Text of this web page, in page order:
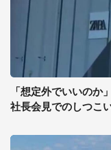
「想定外でいいのか
社長会見でのしつこ